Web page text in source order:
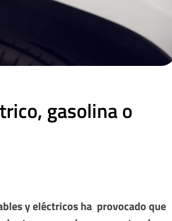
gasolina o
y eléctricos ha provocado que